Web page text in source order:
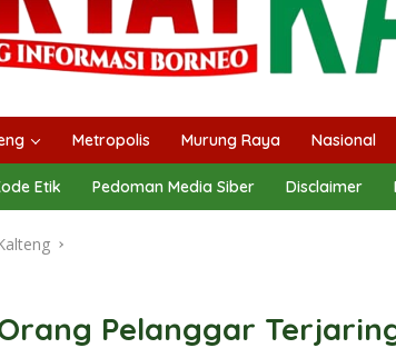
Metropolis Murung Raya Nasional
Etik Pedoman Media Siber Disclaimer
Pelanggar